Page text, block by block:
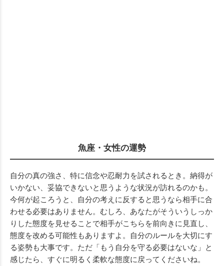
魚座・女性の運勢
自分の真の強さ、特に信念や忍耐力を試されるとき。納得が
いかない、妥協できないと思うような状況が訪れるのかも。
今何が起ころうと、自分の考えに反すると思うなら相手に合
わせる必要はありません。むしろ、あなたがそういうしっか
りした態度を見せることで相手がこちらを前向きに見直し、
態度を改める可能性もありますよ。自分のルールを大切にす
る姿勢も大事です。ただ「もう自分を守る必要はないな」と
感じたら、すぐに明るく柔軟な態度に戻ってくださいね。